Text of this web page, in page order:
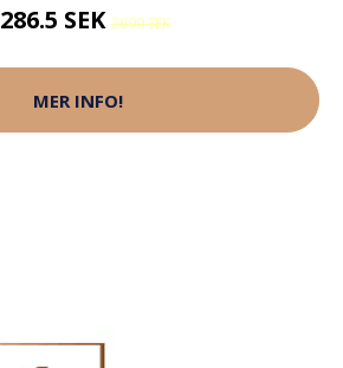
SEK2690 SEK
MER INFO!